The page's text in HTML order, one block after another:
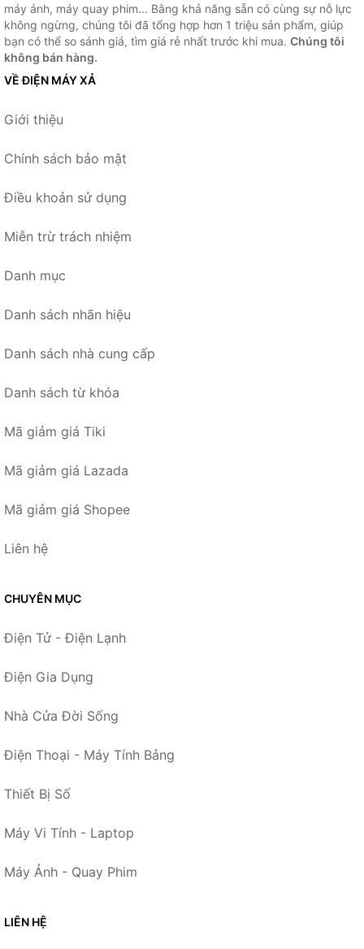
máy ảnh, máy quay phim... Bằng khả năng sẵn có cùng sự nỗ lực
không ngừng, chúng tôi đã tổng hợp hơn 1 triệu sản phẩm, giúp
bạn có thể so sánh giá, tìm giá rẻ nhất trước khi mua. Chúng tôi
không bán hàng.
VỀ ĐIỆN MÁY XẢ
Giới thiệu
Chính sách bảo mật
Điều khoản sử dụng
Miễn trừ trách nhiệm
Danh mục
Danh sách nhãn hiệu
Danh sách nhà cung cấp
Danh sách từ khóa
Mã giảm giá Tiki
Mã giảm giá Lazada
Mã giảm giá Shopee
Liên hệ
CHUYÊN MỤC
Điện Tử - Điện Lạnh
Điện Gia Dụng
Nhà Cửa Đời Sống
Điện Thoại - Máy Tính Bảng
Thiết Bị Số
Máy Vi Tính - Laptop
Máy Ảnh - Quay Phim
LIÊN HỆ